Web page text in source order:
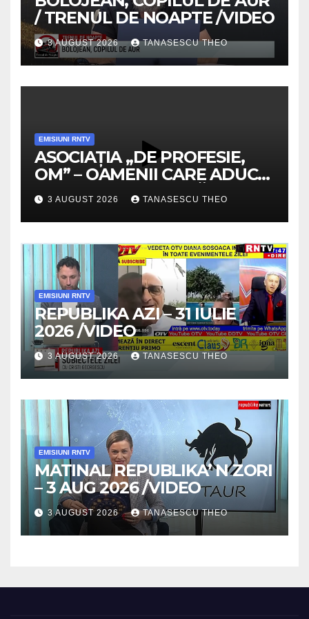
/ TRENUL DE NOAPTE /VIDEO
3 AUGUST 2026 TANASESCU THEO
EMISIUNI RNTV
ASOCIAȚIA „DE PROFESIE,
OM” – OAMENII CARE ADUC
VALOARE COMUNITĂȚII /
SECRETELE SUCCESULUI
/VIDEO
3 AUGUST 2026 TANASESCU THEO
EMISIUNI RNTV
REPUBLIKA AZI – 31 IULIE
2026 /VIDEO
3 AUGUST 2026 TANASESCU THEO
EMISIUNI RNTV
MATINAL REPUBLIKA’ N ZORI
– 3 AUG 2026 /VIDEO
3 AUGUST 2026 TANASESCU THEO